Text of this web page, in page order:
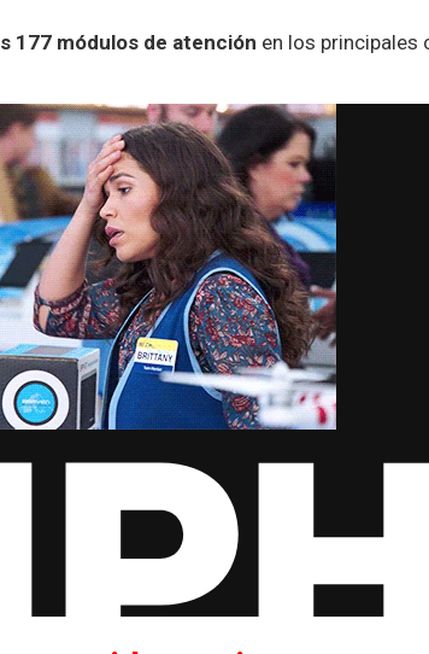
177 módulos de atención en los principales